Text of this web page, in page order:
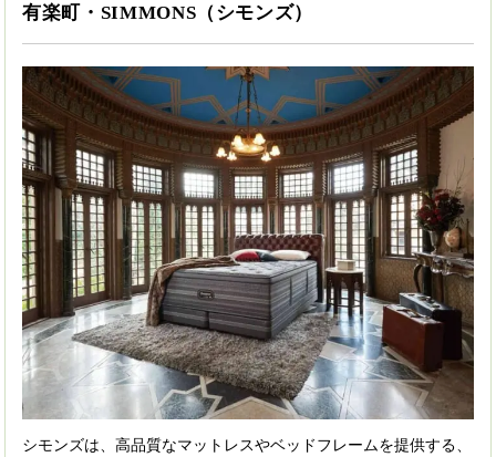
有楽町・SIMMONS（シモンズ）
シモンズは、高品質なマットレスやベッドフレームを提供する、